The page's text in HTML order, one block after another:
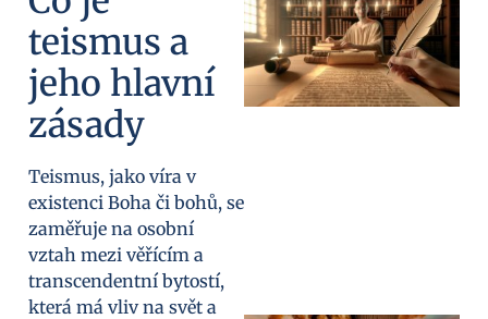
teismus a
jeho hlavní
zásady
Teismus, jako víra v
existenci Boha či bohů, se
zaměřuje na osobní
vztah mezi věřícím a
transcendentní bytostí,
která má vliv na svět a